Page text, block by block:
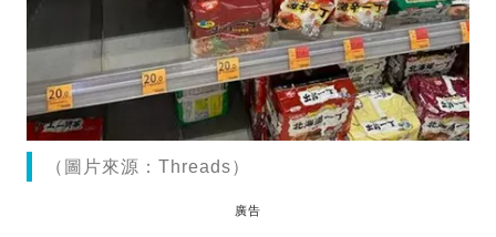
（圖片來源：Threads）
廣告